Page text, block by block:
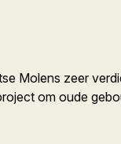
Molens zeer
om oude